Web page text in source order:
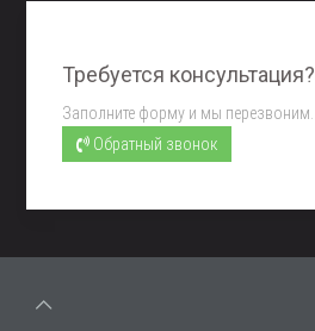
Требуется консультация?
Заполните форму и мы перезвоним.
Обратный звонок